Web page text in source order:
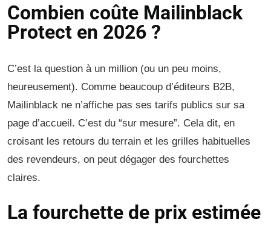
Combien coûte Mailinblack
Protect en 2026 ?
C’est la question à un million (ou un peu moins,
heureusement). Comme beaucoup d’éditeurs B2B,
Mailinblack ne n’affiche pas ses tarifs publics sur sa
page d’accueil. C’est du “sur mesure”. Cela dit, en
croisant les retours du terrain et les grilles habituelles
des revendeurs, on peut dégager des fourchettes
claires.
La fourchette de prix estimée